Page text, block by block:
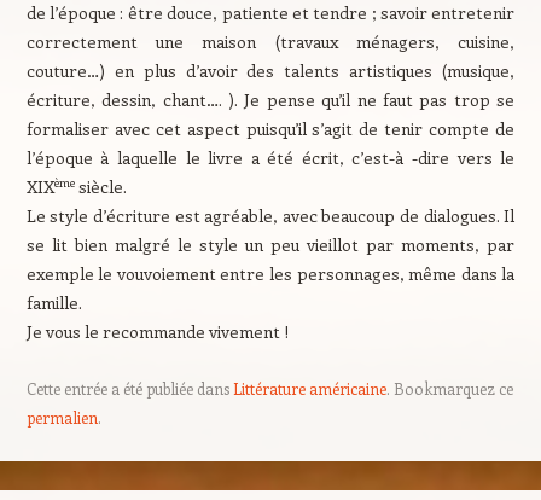
de l’époque : être douce, patiente et tendre ; savoir entretenir
correctement une maison (travaux ménagers, cuisine,
couture…) en plus d’avoir des talents artistiques (musique,
écriture, dessin, chant…. ). Je pense qu’il ne faut pas trop se
formaliser avec cet aspect puisqu’il s’agit de tenir compte de
l’époque à laquelle le livre a été écrit, c’est-à -dire vers le
XIXèmesiècle.
Le style d’écriture est agréable, avec beaucoup de dialogues. Il
se lit bien malgré le style un peu vieillot par moments, par
exemple le vouvoiement entre les personnages, même dans la
famille.
Je vous le recommande vivement !
Cette entrée a été publiée dansLittérature américaine. Bookmarquez ce
permalien.